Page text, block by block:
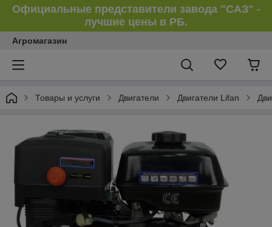
Официальные представители завода "САЗ" -
лучшие цены в РБ.
Агромагазин
Товары и услуги Двигатели Двигатели Lifan